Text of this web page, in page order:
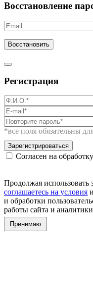
Восстановление
Восстановить
Регистрация
*все поля обязательны
Зарегистрироваться
Согласен на обработку
Продолжая использовать
соглашаетесь на условия
и обработки
работы сайта и
Принимаю